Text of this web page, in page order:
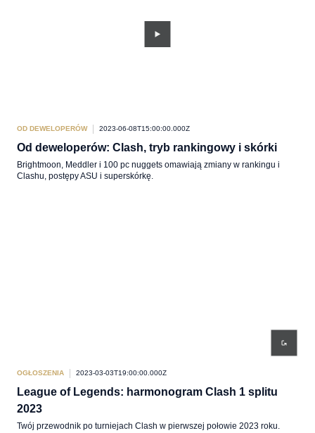
OD DEWELOPERÓW 2023-06-08T15:00:00.000Z
Od deweloperów: Clash, tryb rankingowy i skórki
Brightmoon, Meddler i 100 pc nuggets omawiają zmiany w rankingu i
Clashu, postępy ASU i superskórkę.
OGŁOSZENIA 2023-03-03T19:00:00.000Z
League of Legends: harmonogram Clash 1 splitu
2023
Twój przewodnik po turniejach Clash w pierwszej połowie 2023 roku.